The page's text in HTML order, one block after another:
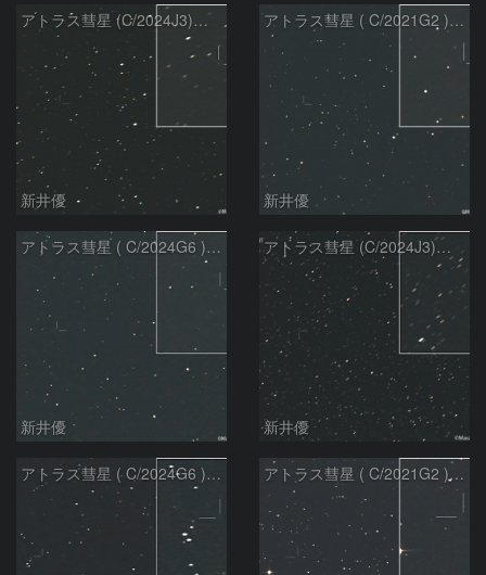
アトラス彗星 (C/2024J3)：2026/07/26
新井優
アトラス彗星 ( C/2021G2 )：2026/07/09
新井優
アトラス彗星 ( C/2024G6 )：2026/07/09
新井優
アトラス彗星 (C/2024J3)：2026/07/09
新井優
アトラス彗星 ( C/2024G6 )：2026/07/08 アトラス彗星 ( C/2021G2 )：2026/07/08